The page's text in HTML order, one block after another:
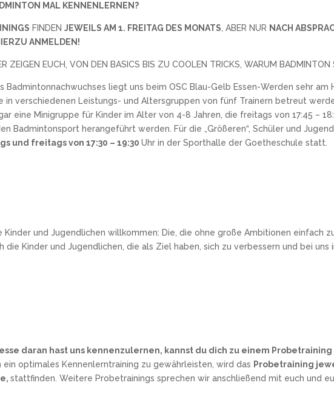
MAL KENNENLERNEN?
FINDEN JEWEILS AM 1. FREITAG DES MONATS, ABER NUR NACH
ANMELDEN!
ZEIGEN EUCH, VON DEN BASICS BIS ZU COOLEN TRICKS, WARUM
Badmintonnachwuchses liegt uns beim OSC Blau-Gelb Essen-Werden sehr
in verschiedenen Leistungs- und Altersgruppen von fünf Trainern betreut
eine Minigruppe für Kinder im Alter von 4-8 Jahren, die freitags von 17:45 –
Badmintonsport herangeführt werden. Für die „Größeren“, Schüler und
und freitags von 17:30 – 19:30 Uhr in der Sporthalle der Goetheschule statt.
Kinder und Jugendlichen willkommen: Die, die ohne große Ambitionen einfach
die Kinder und Jugendlichen, die als Ziel haben, sich zu verbessern und bei
daran hast uns kennenzulernen, kannst du dich zu einem Probetraining
ein optimales Kennenlerntraining zu gewährleisten, wird das Probetraining
stattfinden. Weitere Probetrainings sprechen wir anschließend mit euch und